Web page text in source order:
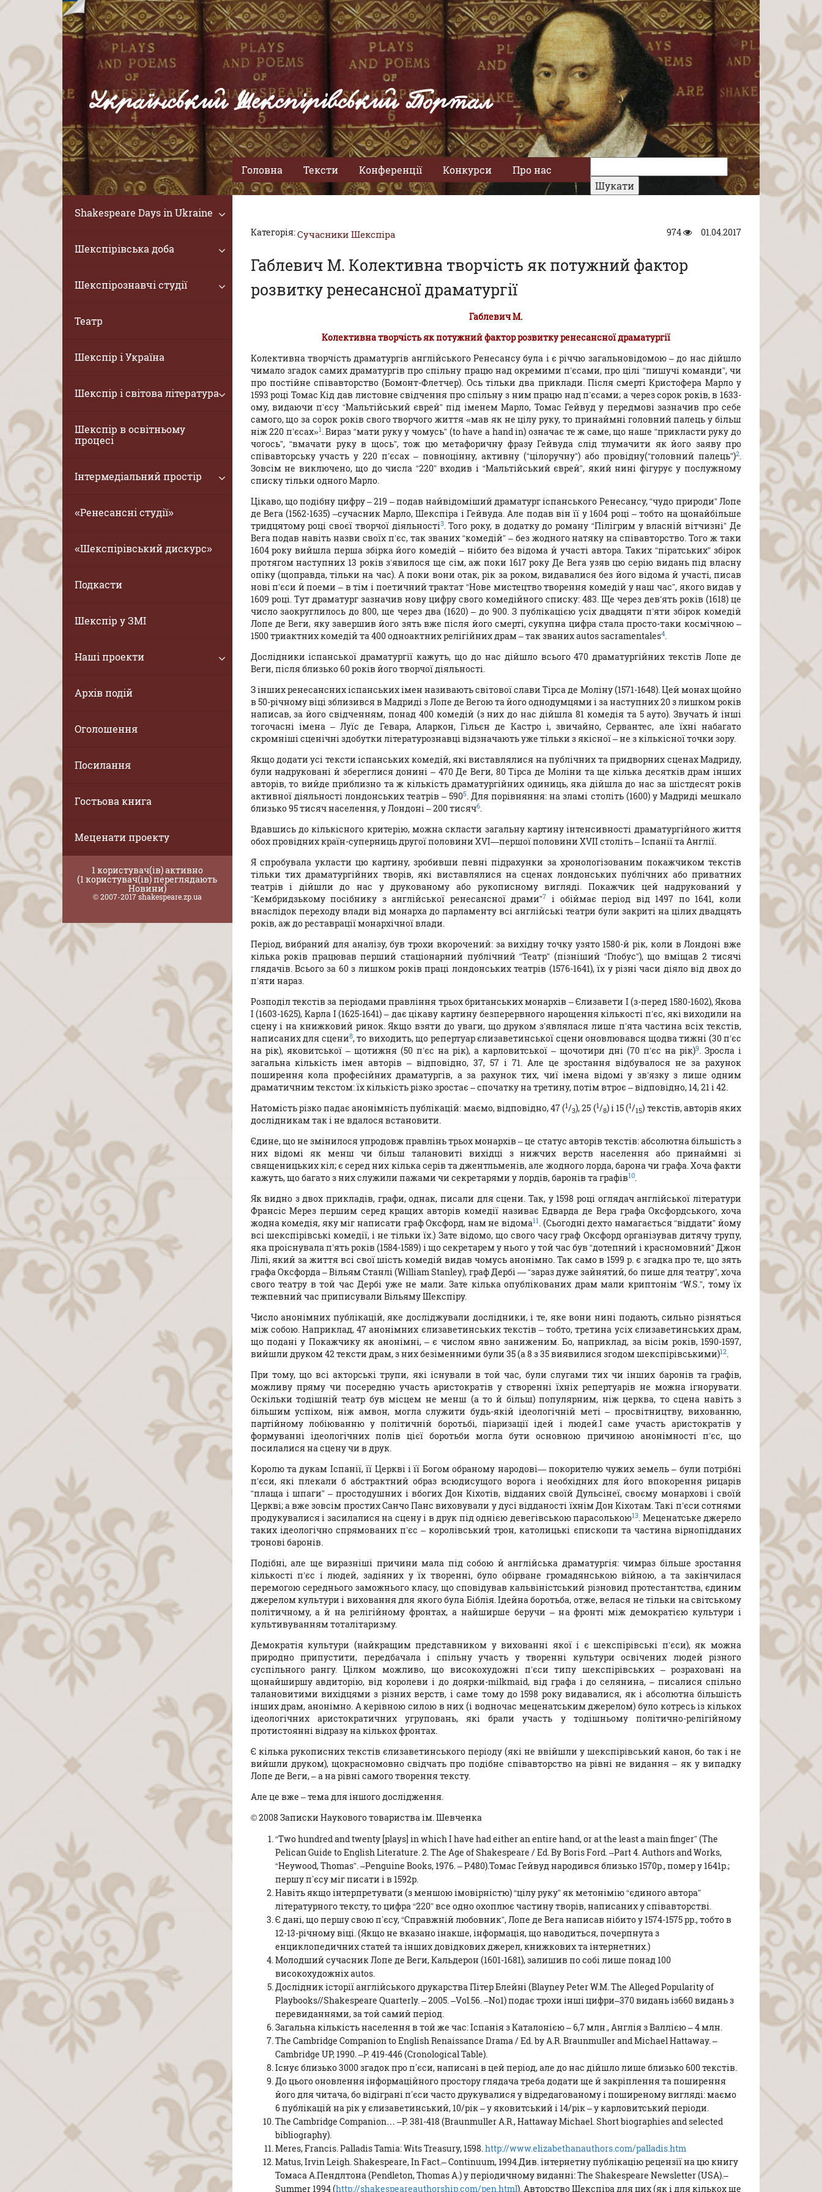
Український Шекспірівський Портал
Головна Тексти Конференції Конкурси Про нас
Shakespeare Days in Ukraine
Шекспірівська доба
Шекспірознавчі студії
Театр
Шекспір і Україна
Шекспір і світова література
Шекспір в освітньому
процесі
Інтермедіальний простір
«Ренесансні студії»
«Шекспірівський дискурс»
Подкасти
Шекспір у ЗМІ
Наші проекти
Архів подій
Оголошення
Посилання
Гостьова книга
Меценати проекту
1 користувач(ів) активно
(1 користувач(ів) переглядають
Новини)
© 2007-2017 shakespeare.zp.ua
Категорія:Сучасники Шекспіра 01.04.2017
974
Габлевич М. Колективна творчість як потужний фактор
розвитку ренесансної драматургії
Габлевич М.
Колективна творчість як потужний фактор розвитку ренесансної драматургії
Колективна творчість драматургів англійського Ренесансу була і є річчю загальновідомою – до нас дійшло
чимало згадок самих драматургів про спільну працю над окремими п’єсами, про цілі “пишучі команди”, чи
про постійне співавторство (Бомонт-Флетчер). Ось тільки два приклади. Після смерті Кристофера Марло у
1593 році Томас Кід дав листовне свідчення про спільну з ним працю над п’єсами; а через сорок років, в 1633-
ому, видаючи п’єсу “Мальтійський єврей” під іменем Марло, Томас Гейвуд у передмові зазначив про себе
самого, що за сорок років свого творчого життя «мав як не цілу руку, то принаймні головний палець у більш
ніж 220 п’єсах»1. Вираз “мати руку у чомусь” (to have a hand in) означає те ж саме, що наше “прикласти руку до
чогось”, “вмачати руку в щось”, тож цю метафоричну фразу Гейвуда слід тлумачити як його заяву про
співавторську участь у 220 п’єсах – повноцінну, активну (“цілоручну”) або провідну(“головний палець”)2.
Зовсім не виключено, що до числа “220” входив і “Мальтійський єврей”, який нині фігурує у послужному
списку тільки одного Марло.
Цікаво, що подібну цифру – 219 – подав найвідоміший драматург іспанського Ренесансу, “чудо природи” Лопе
де Вега (1562-1635) –сучасник Марло, Шекспіра і Гейвуда. Але подав він її у 1604 році – тобто на щонайбільше
тридцятому році своєї творчої діяльності3. Того року, в додатку до роману “Пілігрим у власній вітчизні” Де
Вега подав навіть назви своїх п’єс, так званих “комедій” – без жодного натяку на співавторство. Того ж таки
1604 року вийшла перша збірка його комедій – нібито без відома й участі автора. Таких “піратських” збірок
протягом наступниx 13 років з’явилося ще сім, аж поки 1617 року Де Вега узяв цю серію видань під власну
опіку (щоправда, тільки на час). А поки вони отак, рік за роком, видавалися без його відома й участі, писав
нові п’єси й поеми – в тім і поетичний трактат “Нове мистецтво творення комедій у наш час”, якого видав у
1609 році. Тут драматург зазначив нову цифру свого комедійного списку: 483. Ще через дев’ять років (1618) це
число заокруглилось до 800, ще через два (1620) – до 900. З публікацією усіх двадцяти п’яти збірок комедій
Лопе де Веги, яку завершив його зять вже після його смерті, сукупна цифра стала просто-таки космічною –
1500 триактних комедій та 400 одноактних релігійних драм – так званих autos sacramentales4.
Дослідники іспанської драматургії кажуть, що до нас дійшло всього 470 драматургійних текстів Лопе де
Веги, після близько 60 років його творчої діяльності.
З інших ренесансних іспанських імен називають світової слави Тірса де Моліну (1571-1648). Цей монах щойно
в 50-річному віці зблизився в Мадриді з Лопе де Вегою та його однодумцями і за наступних 20 з лишком років
написав, за його свідченням, понад 400 комедій (з них до нас дійшла 81 комедія та 5 ауто). Звучать й інші
тогочасні імена – Луїс де Гевара, Аларкон, Гільєн де Кастро і, звичайно, Сервантес, але їхні набагато
скромніші сценічні здобутки літературознавці відзначають уже тільки з якісної – не з кількісної точки зору.
Якщо додати усі тексти іспанських комедій, які виставлялися на публічних та придворних сценах Мадриду,
були надруковані й збереглися донині – 470 Де Веги, 80 Тірса де Моліни та ще кілька десятків драм інших
авторів, то вийде приблизно та ж кількість драматургійних одиниць, яка дійшла до нас за шістдесят років
активної діяльності лондонських театрів – 5905. Для порівняння: на зламі століть (1600) у Мадриді мешкало
близько 95 тисяч населення, у Лондоні – 200 тисяч6.
Вдавшись до кількісного критерію, можна скласти загальну картину інтенсивності драматургійного життя
обох провідних країн-суперниць другої половини XVI—першої половини XVII століть – Іспанії та Англії.
Я спробувала укласти цю картину, зробивши певні підрахунки за хронологізованим покажчиком текстів
тільки тих драматургійних творів, які виставлялися на сценах лондонських публічних або приватних
театрів і дійшли до нас у друкованому або рукописному вигляді. Покажчик цей надрукований у
“Кембридзькому посібнику з англійської ренесансної драми”7
і обіймає період від 1497 по 1641, коли
внаслідок переходу влади від монарха до парламенту всі англійські театри були закриті на цілих двадцять
років, аж до реставрації монархічної влади.
Період, вибраний для аналізу, був трохи вкорочений: за вихідну точку узято 1580-й рік, коли в Лондоні вже
кілька років працював перший стаціонарний публічний “Театр” (пізніший “Глобус”), що вміщав 2 тисячі
глядачів. Всього за 60 з лишком років праці лондонських театрів (1576-1641), їх у різні часи діяло від двох до
п’яти нараз.
Розподіл текстів за періодами правління трьох британських монархів – Єлизавети I (з-перед 1580-1602), Якова
I (1603-1625), Карла I (1625-1641) – дає цікаву картину безперервного нарощення кількості п’єс, які виходили на
сцену і на книжковий ринок. Якщо взяти до уваги, що друком з’являлася лише п’ята частина всіх текстів,
написаних для сцени8, то виходить, що репертуар єлизаветинської сцени оновлювався щодва тижні (30 п’єс
на рік), яковитської – щотижня (50 п’єс на рік), а карловитської – щочотири дні (70 п’єс на рік)9. Зросла і
загальна кількість імен авторів – відповідно, 37, 57 і 71. Але це зростання відбувалося не за рахунок
поширення кола професійних драматургів, а за рахунок тих, чиї імена відомі у зв’язку з лише одним
драматичним текстом: їх кількість різко зростає – спочатку на третину, потім втроє – відповідно, 14, 21 і 42.
Натомість різко падає анонімність публікацій: маємо, відповідно, 47 (1/3), 25 (1/8) і 15 (1/15) текстів, авторів яких
дослідникам так і не вдалося встановити.
Єдине, що не змінилося упродовж правлінь трьох монархів – це статус авторів текстів: абсолютна більшість з
них відомі як менш чи більш талановиті вихідці з нижчих верств населення або принаймні зі
священицьких кіл; є серед них кілька серів та джентльменів, але жодного лорда, барона чи графа. Хоча факти
кажуть, що багато з них служили пажами чи секретарями у лордів, баронів та графів10.
Як видно з двох прикладів, графи, однак, писали для сцени. Так, у 1598 році оглядач англійської літератури
Франсіс Мерез першим серед кращих авторів комедії називає Едварда де Вера графа Оксфордського, хоча
жодна комедія, яку міг написати граф Оксфорд, нам не відома11. (Сьогодні деxто намагається “віддати” йому
всі шекспірівські комедії, і не тільки їx.) Зате відомо, що свого часу граф Оксфорд організував дитячу трупу,
яка проіснувала п’ять років (1584-1589) і що секретарем у нього у той час був “дотепний і красномовний” Джон
Лілі, який за життя всі свої шість комедій видав чомусь анонімно. Так само в 1599 р. є згадка про те, що зять
графа Оксфорда – Вільям Станлі (William Stanlеy), граф Дербі — “зараз дуже зайнятий, бо пише для театру”, хоча
свого театру в той час Дербі уже не мали. Зате кілька опублікованих драм мали криптонім “W.S.”, тому їх
тежпевний час приписували Вільяму Шекспіру.
Число анонімних публікацій, яке досліджували дослідники, і те, яке вони нині подають, сильно різняться
між собою. Наприклад, 47 анонімних єлизаветинських текстів – тобто, третина усіх єлизаветинських драм,
що подані у Покажчику як анонімні, – є числом явно заниженим. Бо, наприклад, за вісім років, 1590-1597,
вийшли друком 42 тексти драм, з них безіменними були 35 (а 8 з 35 виявилися згодом шекспірівськими)12.
При тому, що всі акторські трупи, які існували в той час, були слугами тих чи інших баронів та графів,
можливу пряму чи посередню участь аристократів у створенні їхніх репертуарів не можна ігнорувати.
Оскільки тодішній театр був місцем не менш (а то й більш) популярним, ніж церква, то сцена навіть з
більшим успіхом, ніж амвон, могла служити будь-якій ідеологічній меті – просвітництву, вихованню,
партійному лобіюванню у політичній боротьбі, піаризації ідей і людей.І саме участь аристократів у
формуванні ідеологічних полів цієї боротьби могла бути основною причиною анонімності п’єс, що
посилалися на сцену чи в друк.
Королю та дукам Іспанії, її Церкві і її Богом обраному народові— покорителю чужих земель – були потрібні
п’єси, які плекали б абстрактний образ всюдисущого ворога і необхідних для його впокорення рицарів
“плаща і шпаги” – простодушних і вбогих Дон Кіхотів, відданих своїй Дульсінеї, своєму монархові і своїй
Церкві; а вже зовсім простих Санчо Панс виховували у дусі відданості їхнім Дон Кіхотам. Такі п’єси сотнями
продукувалися і засилалися на сцену і в друк під однією девегівською парасолькою13. Меценатське джерело
таких ідеологічно спрямованиx п’єс – королівський трон, католицькі єпископи та частина вірнопідданих
тронові баронів.
Подібні, але ще виразніші причини мала під собою й англійська драматургія: чимраз більше зростання
кількості п’єс і людей, задіяних у їх творенні, було обірване громадянською війною, а та закінчилася
перемогою середнього заможнього класу, що сповідував кальвіністський різновид протестантства, єдиним
джерелом культури і виховання для якого була Біблія. Ідейна боротьба, отже, велася не тільки на світському
політичному, а й на релігійному фронтах, а найширше беручи – на фронті між демократією культури і
культивуванням тоталітаризму.
Демократія культури (найкращим представником у вихованні якої і є шекспірівські п’єси), як можна
природно припустити, передбачала і спільну участь у творенні культури освічених людей різного
суспільного рангу. Цілком можливо, що високохудожні п’єси типу шекспірівських – розраховані на
щонайширшу авдиторію, від королеви і до доярки-milkmaid, від графа і до селянина, – писалися спільно
талановитими вихідцями з різних верств, і саме тому до 1598 року видавалися, як і абсолютна більшість
інших драм, анонімно. А керівною силою в них (і водночас меценатським джерелом) було котресь із кількох
ідеологічних аристократичних угруповань, які брали участь у тодішньому політично-релігійному
протистоянні відразу на кількох фронтах.
Є кілька рукописниx текстів єлизаветинського періоду (які не ввійшли у шекспірівський канон, бо так і не
вийшли друком), щокрасномовно свідчать про подібне співавторство на рівні не видання – як у випадку
Лопе де Веги, – а на рівні самого творення тексту.
Але це вже – тема для іншого дослідження.
© 2008 Записки Наукового товариства ім. Шевченка
“Two hundred and twenty [plays] in which I have had either an entire hand, or at the least a main finger” (The
Pelican Guide to English Literature. 2. The Age of Shakespeare / Ed. By Boris Ford. –Part 4. Authors and Works,
“Heywood, Thomas”. –Penguine Books, 1976. – Р.480).Томас Гейвуд народився близько 1570р., помер у 1641р.;
першу п’єсу міг писати і в 1592р.
Навіть якщо інтерпретувати (з меншою імовірністю) “цілу руку” як метонімію “єдиного автора”
літературного тексту, то цифра “220” все одно охоплює частину творів, написаних у співавторстві.
Є дані, що першу свою п’єсу, “Справжній любовник”, Лопе де Вега написав нібито у 1574-1575 рр., тобто в
12-13-річному віці. (Якщо не вказано інакше, інформація, що наводиться, почерпнута з
енциклопедичних статей та інших довідкових джерел, книжкових та інтернетних.)
Молодший сучасник Лопе де Веги, Кальдерон (1601-1681), залишив по собі лише понад 100
високохудожніх autos.
Дослідник історії англійського друкарства Пітер Блейні (Blayney Peter W.M. The Alleged Popularity of
Playbooks//Shakespeare Quarterly. – 2005. –Vol.56. –No1) подає троxи інші цифри–370 видань із660 видань з
перевиданнями, за той самий період.
Загальна кількість населення в той же час: Іспанія з Каталонією – 6,7 млн., Англія з Валлією – 4 млн.
The Cambridge Companion to English Renaissance Drama / Ed. by A.R. Braunmuller and Michael Hattaway. –
Cambridge UP, 1990. –P. 419-446 (Cronological Table).
Існує близько 3000 згадок про п’єси, написані в цей період, але до нас дійшло лише близько 600 текстів.
До цього оновлення інформаційного простору глядача треба додати ще й закріплення та поширення
його для читача, бо відіграні п’єси часто друкувалися у відредагованому і поширеному вигляді: маємо
6 публікацій на рік у єлизаветинський, 10/рік – у яковитський і 14/рік – у карловитський періоди.
The Cambridge Companion… –P. 381-418 (Braunmuller A.R., Hattaway Michael. Short biographies and selected
bibliography).
Meres, Francis. Palladis Tamia: Wits Treasury, 1598.http://www.elizabethanauthors.com/palladis.htm
Matus, Irvin Leigh. Shakespeare, In Fact.– Continuum, 1994.Див. інтернетну публікацію рецензії на цю книгу
Томаса А.Пендлтона (Pendleton, Thomas A.) у періодичному виданні: The Shakespeare Newsletter (USA).–
Summer 1994 (http://shakespeareauthorship.com/pen.html). Авторство Шекспіра для цих (як і для кількох ще